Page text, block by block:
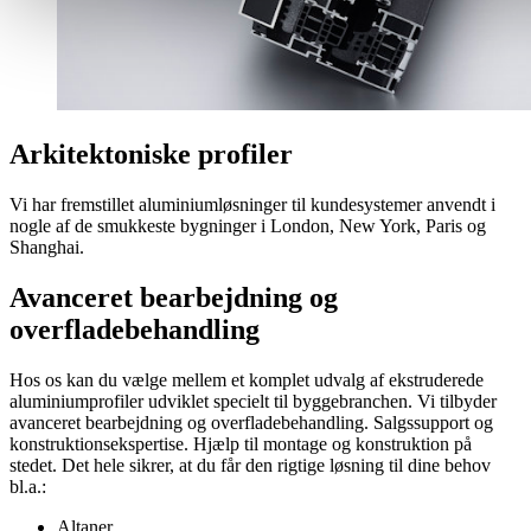
Arkitektoniske profiler
Vi har fremstillet aluminiumløsninger til kundesystemer anvendt i
nogle af de smukkeste bygninger i London, New York, Paris og
Shanghai.
Avanceret bearbejdning og
overfladebehandling
Hos os kan du vælge mellem et komplet udvalg af ekstruderede
aluminiumprofiler udviklet specielt til byggebranchen. Vi tilbyder
avanceret bearbejdning og overfladebehandling. Salgssupport og
konstruktionsekspertise. Hjælp til montage og konstruktion på
stedet. Det hele sikrer, at du får den rigtige løsning til dine behov
bl.a.:
Altaner